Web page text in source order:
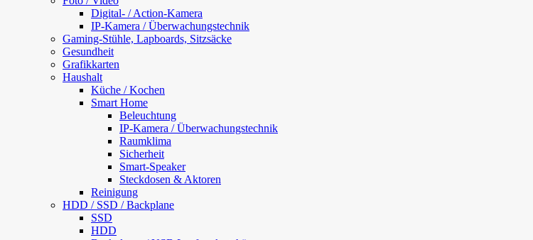
Digital- / Action-Kamera
IP-Kamera / Überwachungstechnik
Gaming-Stühle, Lapboards, Sitzsäcke
Gesundheit
Grafikkarten
Haushalt
Küche / Kochen
Smart Home
Beleuchtung
IP-Kamera / Überwachungstechnik
Raumklima
Sicherheit
Smart-Speaker
Steckdosen & Aktoren
Reinigung
HDD / SSD / Backplane
SSD
HDD